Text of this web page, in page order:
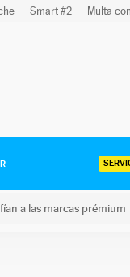
Smart #2 Multa
a las marcas prémium